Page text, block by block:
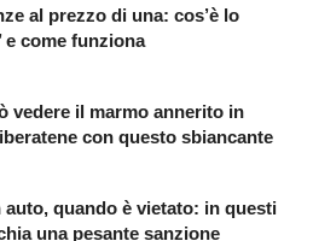
al prezzo di una: cos’è lo
e come funziona
vedere il marmo annerito in
con questo sbiancante
auto, quando è vietato: in questi
una pesante sanzione